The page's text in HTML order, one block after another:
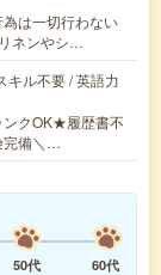
は一切行わない
ネンやシ…
キル不要 / 英語力
クOK★履歴書不
完備＼…
50代
60代